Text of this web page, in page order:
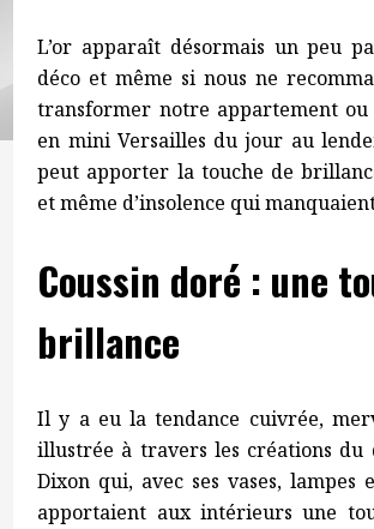
L’or apparaît désormais un peu
déco et même si nous ne
transformer notre appartement ou
en mini Versailles du jour au
peut apporter la touche de
et même d’insolence qui
Coussin doré : une
brillance
Il y a eu la tendance cuivrée,
illustrée à travers les créations du
Dixon qui, avec ses vases, lampes
apportaient aux intérieurs une